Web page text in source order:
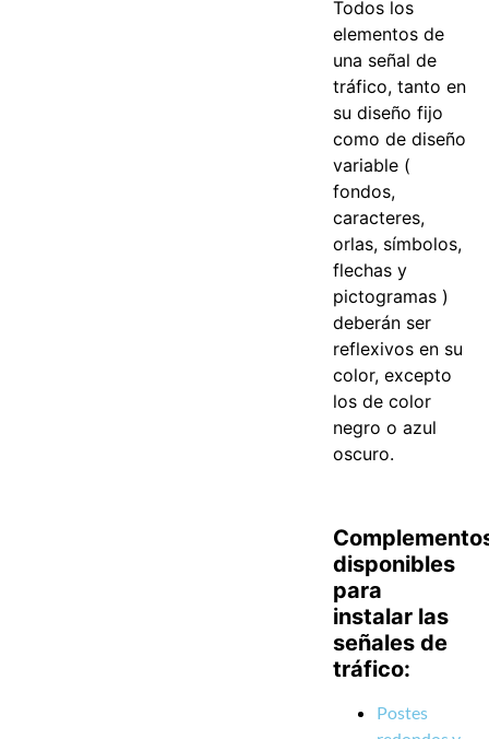
Todos los
elementos de
una señal de
tráfico, tanto en
su diseño fijo
como de diseño
variable (
fondos,
caracteres,
orlas, símbolos,
flechas y
pictogramas )
deberán ser
reflexivos en su
color, excepto
los de color
negro o azul
oscuro.
disponibles
para
instalar las
señales de
tráfico:
Postes